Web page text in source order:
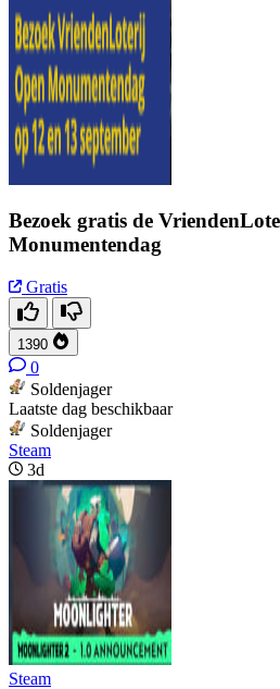
Bezoek gratis de
Monumentendag
Gratis
1390
0
Soldenjager
Laatste dag beschikbaar
Soldenjager
Steam
3d
Steam